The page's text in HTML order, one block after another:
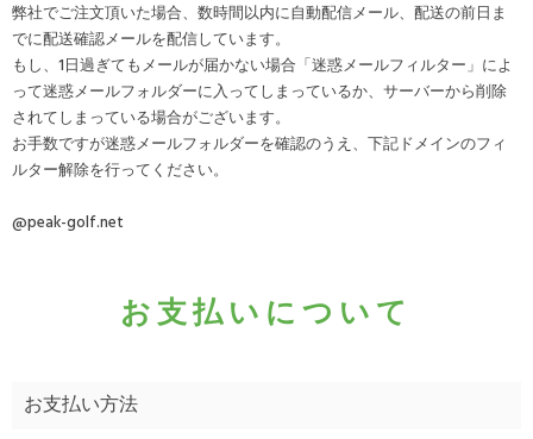
弊社でご注文頂いた場合、数時間以内に自動配信メール、配送の前日ま
でに配送確認メールを配信しています。
もし、1日過ぎてもメールが届かない場合「迷惑メールフィルター」によ
って迷惑メールフォルダーに入ってしまっているか、サーバーから削除
されてしまっている場合がございます。
お手数ですが迷惑メールフォルダーを確認のうえ、下記ドメインのフィ
ルター解除を行ってください。
@peak-golf.net
お支払いについて
お支払い方法